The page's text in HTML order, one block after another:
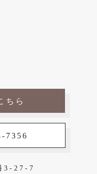
ちら
7356
3-27-7